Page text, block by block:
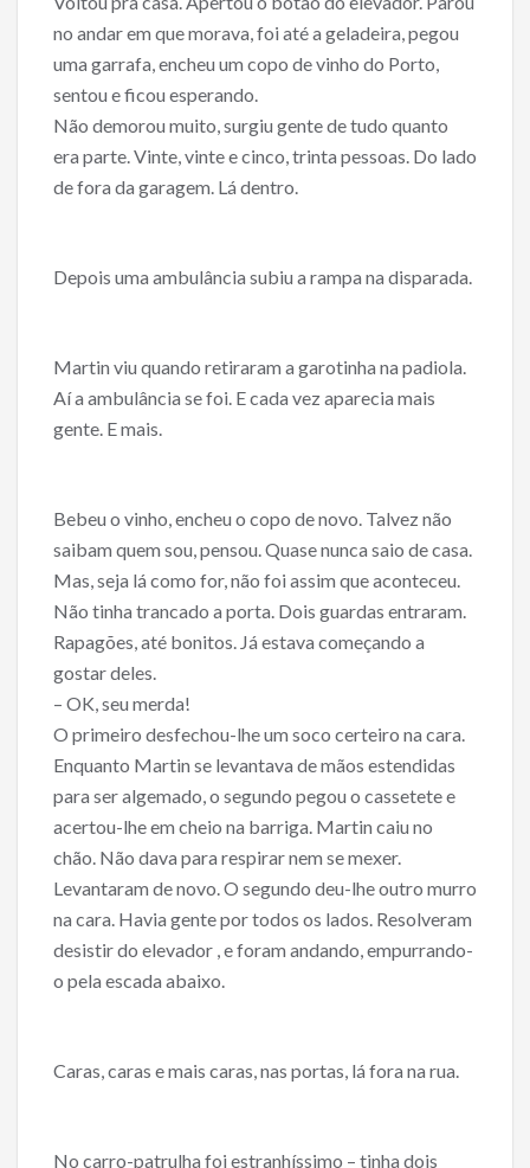
no andar em que morava, foi até a geladeira, pegou
uma garrafa, encheu um copo de vinho do Porto,
sentou e ficou esperando.
Não demorou muito, surgiu gente de tudo quanto
era parte. Vinte, vinte e cinco, trinta pessoas. Do lado
de fora da garagem. Lá dentro.
Depois uma ambulância subiu a rampa na disparada.
Martin viu quando retiraram a garotinha na padiola.
Aí a ambulância se foi. E cada vez aparecia mais
gente. E mais.
Bebeu o vinho, encheu o copo de novo. Talvez não
saibam quem sou, pensou. Quase nunca saio de casa.
Mas, seja lá como for, não foi assim que aconteceu.
Não tinha trancado a porta. Dois guardas entraram.
Rapagões, até bonitos. Já estava começando a
gostar deles.
– OK, seu merda!
O primeiro desfechou-lhe um soco certeiro na cara.
Enquanto Martin se levantava de mãos estendidas
para ser algemado, o segundo pegou o cassetete e
acertou-lhe em cheio na barriga. Martin caiu no
chão. Não dava para respirar nem se mexer.
Levantaram de novo. O segundo deu-lhe outro murro
na cara. Havia gente por todos os lados. Resolveram
desistir do elevador , e foram andando, empurrando-
o pela escada abaixo.
Caras, caras e mais caras, nas portas, lá fora na rua.
No carro-patrulha foi estranhíssimo – tinha dois